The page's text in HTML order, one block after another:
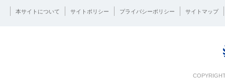
本サイトについて サイトポリシー プライバシーポリシー サイトマップ